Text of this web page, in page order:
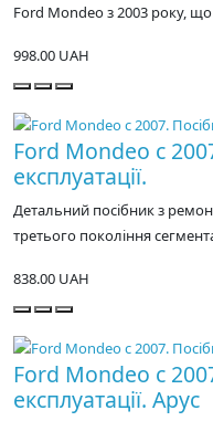
Ford Mondeo з 2003 року,
998.00 UAH
Ford Mondeo с
експлуатації.
Детальний посібник з
третього покоління
838.00 UAH
Ford Mondeo с
експлуатації. Арус